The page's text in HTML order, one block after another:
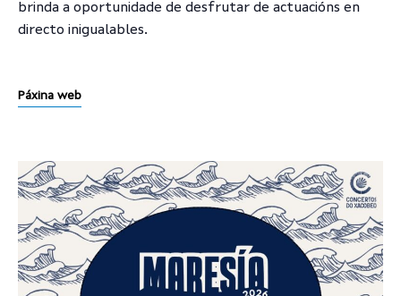
brinda a oportunidade de desfrutar de actuacións en
directo inigualables.
Páxina web